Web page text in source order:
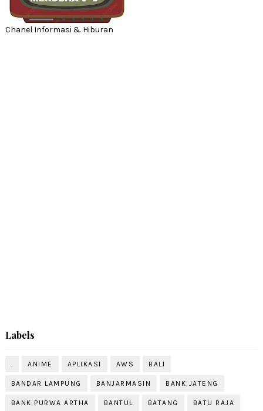
Chanel Informasi & Hiburan
Labels
. ANIME APLIKASI AWS BALI
BANDAR LAMPUNG BANJARMASIN BANK JATENG
BANK PURWA ARTHA BANTUL BATANG BATU RAJA